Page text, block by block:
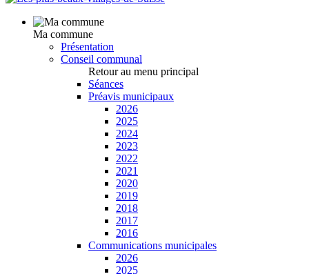
Ma commune
Présentation
Conseil communal
Retour au menu principal
Séances
Préavis municipaux
2026
2025
2024
2023
2022
2021
2020
2019
2018
2017
2016
Communications municipales
2026
2025